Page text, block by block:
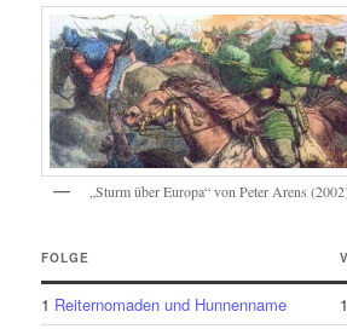
„Sturm über Europa“ von Peter Arens
FOLGE
1 Reiternomaden und Hunnenname